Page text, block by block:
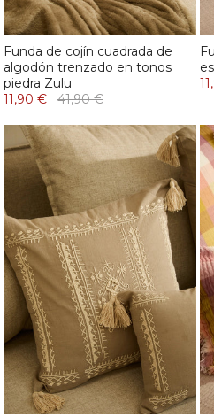
Funda de cojín cuadrada de
algodón trenzado en tonos
piedra Zulu
11,90 €
41,90 €